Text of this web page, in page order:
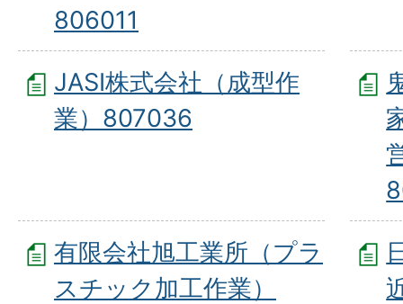
806011
JASI株式会社（成型作
業）807036
有限会社旭工業所（プラ
スチック加工作業）